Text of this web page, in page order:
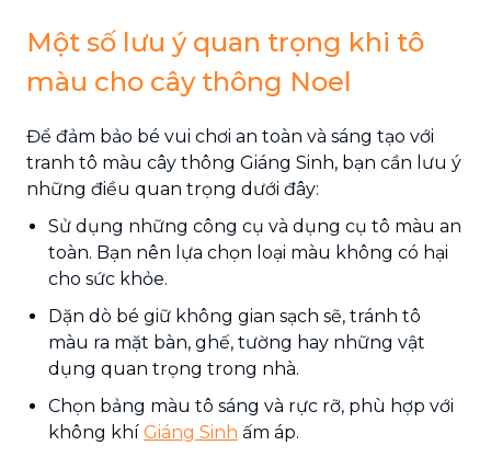
Một số lưu ý quan trọng khi tô
màu cho cây thông Noel
Để đảm bảo bé vui chơi an toàn và sáng tạo với
tranh tô màu cây thông Giáng Sinh, bạn cần lưu ý
những điều quan trọng dưới đây:
Sử dụng những công cụ và dụng cụ tô màu an
toàn. Bạn nên lựa chọn loại màu không có hại
cho sức khỏe.
Dặn dò bé giữ không gian sạch sẽ, tránh tô
màu ra mặt bàn, ghế, tường hay những vật
dụng quan trọng trong nhà.
Chọn bảng màu tô sáng và rực rỡ, phù hợp với
không khí Giáng Sinh ấm áp.